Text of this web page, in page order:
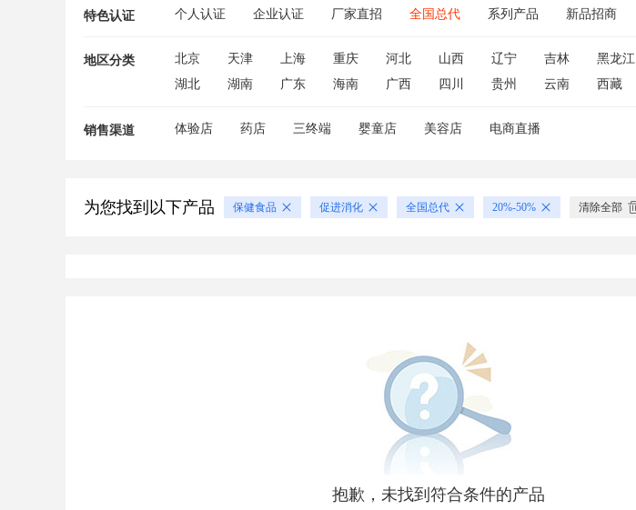
特色认证 个人认证 企业认证 厂家直招 全国总代 系列产品 新品招商
地区分类 北京 天津 上海 重庆 河北 山西 辽宁 吉林 黑龙江
湖北
湖南 广东 海南 广西 四川 贵州 云南 西藏
销售渠道 体验店 药店 三终端 婴童店 美容店 电商直播
为您找到以下产品 保健食品 促进消化 全国总代 20%-50% 清除全部
抱歉，未找到符合条件的产品